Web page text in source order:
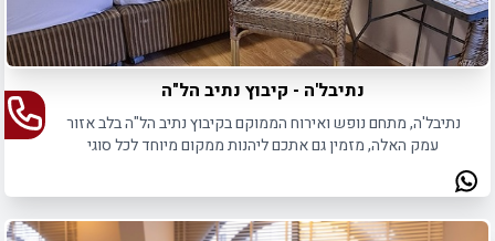
נתיבל'ה - קיבוץ נתיב הל"ה
נתיבל'ה, מתחם נופש ואירוח הממוקם בקיבוץ נתיב הל"ה בלב אזור
עמק האלה, מזמין גם אתכם ליהנות ממקום מיוחד לכל סוגי